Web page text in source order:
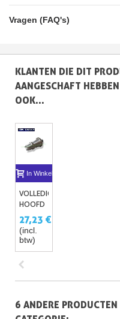
Vragen (FAQ's)
KLANTEN DIE DIT
AANGESCHAFT
OOK...
In Winkelwagen
VOLLEDIG
HOOFD
VAN EEN
BADGER
27,23 €
(incl.
btw)
6 ANDERE